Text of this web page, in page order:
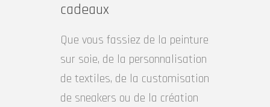
cadeaux
Que vous fassiez de la peinture
sur soie, de la personnalisation
de textiles, de la customisation
de sneakers ou de la création